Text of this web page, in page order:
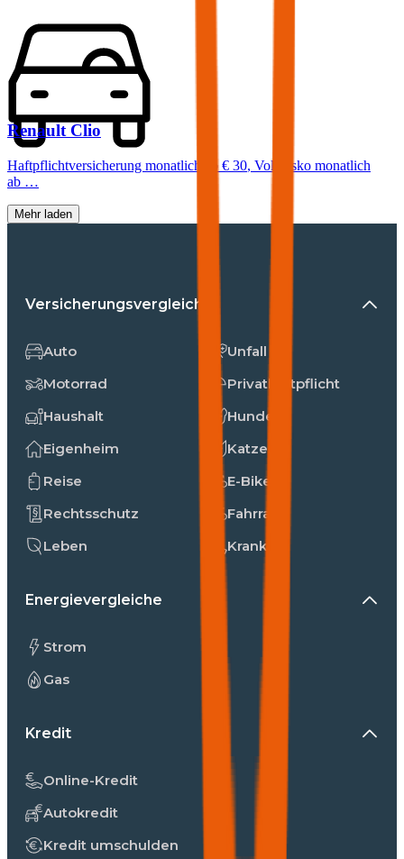
Renault Clio
Haftpflichtversicherung monatlich ab € 30, Vollkasko monatlich
ab …
Mehr laden
Versicherungsvergleiche
Auto
Motorrad
Haushalt
Eigenheim
Reise
Rechtsschutz
Leben
Unfall
Privathaftpflicht
Hunde
Katzen
E-Bike
Fahrrad
Kranken
Energievergleiche
Strom
Gas
Kredit
Online-Kredit
Autokredit
Kredit umschulden